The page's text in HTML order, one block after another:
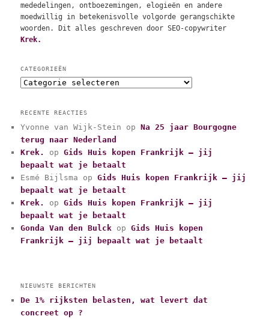
mededelingen, ontboezemingen, elogieën en andere
moedwillig in betekenisvolle volgorde gerangschikte
woorden. Dit alles geschreven door SEO-copywriter
Krek.
CATEGORIEËN
C
e
g
o
r
i
e
ë
RECENTE REACTIES
Yvonne van Wijk-Stein opNa 25 jaar Bourgogne
terug naar Nederland
Krek.
opGids Huis kopen Frankrijk – jij
bepaalt wat je betaalt
Esmé Bijlsma opGids Huis kopen Frankrijk – jij
bepaalt wat je betaalt
Krek.
opGids Huis kopen Frankrijk – jij
bepaalt wat je betaalt
Gonda Van den Bulck opGids Huis kopen
Frankrijk – jij bepaalt wat je betaalt
NIEUWSTE BERICHTEN
De 1% rijksten belasten, wat levert dat
concreet op ?